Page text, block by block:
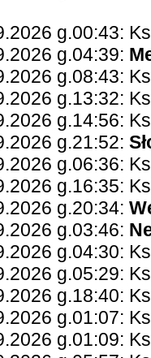
g.00:43:
g.04:39:
g.08:43:
g.13:32:
g.14:56:
g.21:52:
g.06:36:
g.16:35:
g.20:34:
g.03:46:
g.04:30:
g.05:29:
g.18:40:
g.01:07:
g.01:09: